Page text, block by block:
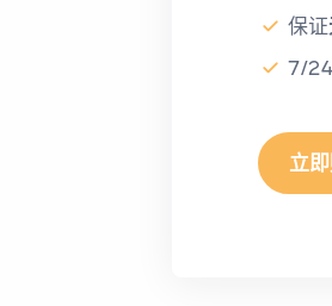
保证
7/24
立